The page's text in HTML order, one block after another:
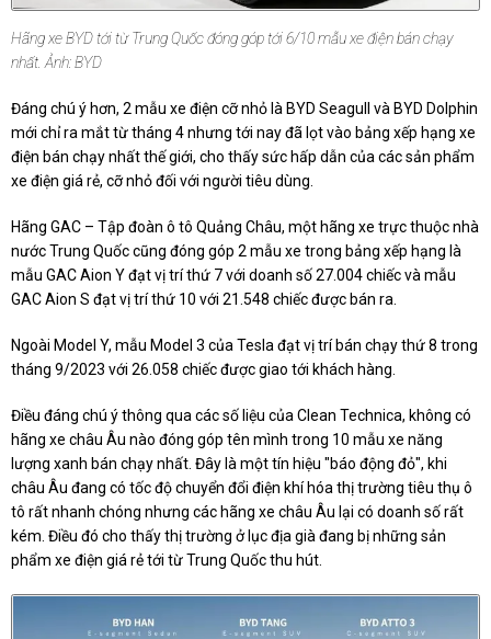
Hãng xe BYD tới từ Trung Quốc đóng góp tới 6/10 mẫu xe điện bán chạy
nhất. Ảnh: BYD
Đáng chú ý hơn, 2 mẫu xe điện cỡ nhỏ là BYD Seagull và BYD Dolphin
mới chỉ ra mắt từ tháng 4 nhưng tới nay đã lọt vào bảng xếp hạng xe
điện bán chạy nhất thế giới, cho thấy sức hấp dẫn của các sản phẩm
xe điện giá rẻ, cỡ nhỏ đối với người tiêu dùng.
Hãng GAC – Tập đoàn ô tô Quảng Châu, một hãng xe trực thuộc nhà
nước Trung Quốc cũng đóng góp 2 mẫu xe trong bảng xếp hạng là
mẫu GAC Aion Y đạt vị trí thứ 7 với doanh số 27.004 chiếc và mẫu
GAC Aion S đạt vị trí thứ 10 với 21.548 chiếc được bán ra.
Ngoài Model Y, mẫu Model 3 của Tesla đạt vị trí bán chạy thứ 8 trong
tháng 9/2023 với 26.058 chiếc được giao tới khách hàng.
Điều đáng chú ý thông qua các số liệu của Clean Technica, không có
hãng xe châu Âu nào đóng góp tên mình trong 10 mẫu xe năng
lượng xanh bán chạy nhất. Đây là một tín hiệu "báo động đỏ", khi
châu Âu đang có tốc độ chuyển đổi điện khí hóa thị trường tiêu thụ ô
tô rất nhanh chóng nhưng các hãng xe châu Âu lại có doanh số rất
kém. Điều đó cho thấy thị trường ở lục địa già đang bị những sản
phẩm xe điện giá rẻ tới từ Trung Quốc thu hút.